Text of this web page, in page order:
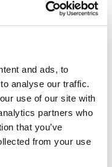
and ads, to
analyse our traffic.
use of our site with
partners who
that you’ve
from your use
kohteista, kun
taloista 36
energialuokkaan
ja
ja